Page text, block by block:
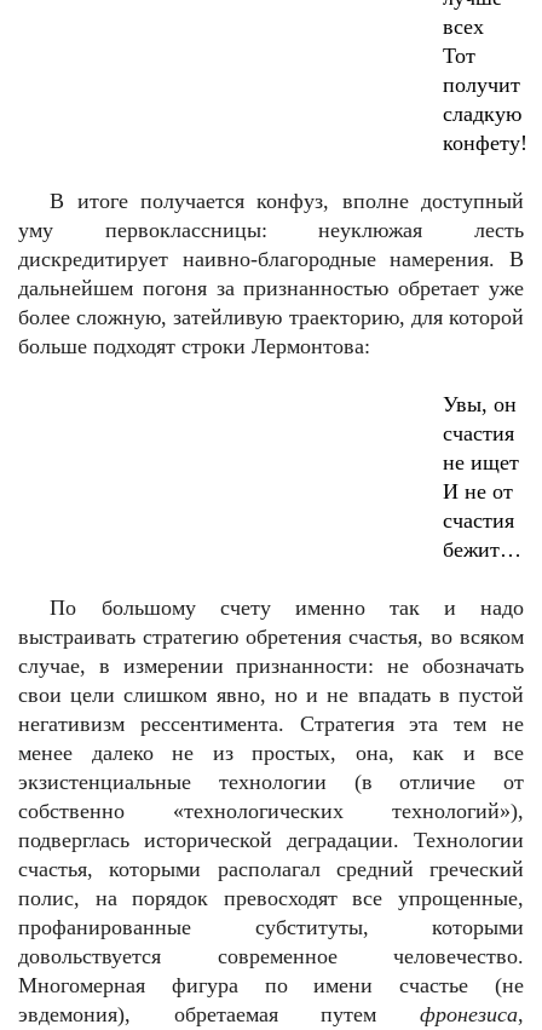
всех
Тот
получит
сладкую
конфету!
В итоге получается конфуз, вполне доступный
уму первоклассницы: неуклюжая лесть
дискредитирует наивно-благородные намерения. В
дальнейшем погоня за признанностью обретает уже
более сложную, затейливую траекторию, для которой
больше подходят строки Лермонтова:
Увы, он
счастия
не ищет
И не от
счастия
бежит…
По большому счету именно так и надо
выстраивать стратегию обретения счастья, во всяком
случае, в измерении признанности: не обозначать
свои цели слишком явно, но и не впадать в пустой
негативизм рессентимента. Стратегия эта тем не
менее далеко не из простых, она, как и все
экзистенциальные технологии (в отличие от
собственно «технологических технологий»),
подверглась исторической деградации. Технологии
счастья, которыми располагал средний греческий
полис, на порядок превосходят все упрощенные,
профанированные субституты, которыми
довольствуется современное человечество.
Многомерная фигура по имени счастье (не
эвдемония), обретаемая путем фронезиса,